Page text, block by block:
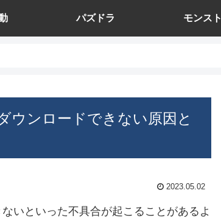
パズドラ モンスト
ウンロードできない原因と
2023.05.02
いといった不具合が起こることがあるよ